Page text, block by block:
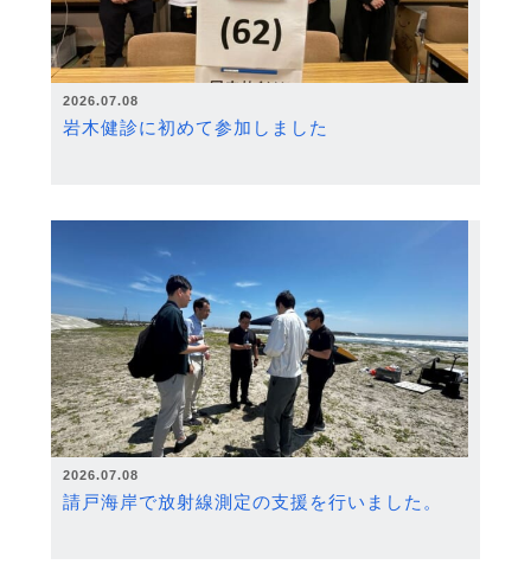
2026.07.08
岩木健診に初めて参加しました
2026.07.08
請戸海岸で放射線測定の支援を行いました。